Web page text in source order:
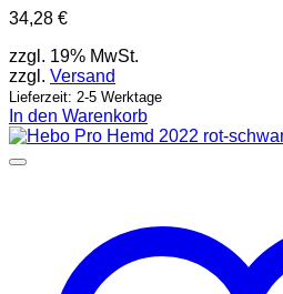
34,28 €
zzgl. 19% MwSt.
zzgl. Versand
Lieferzeit: 2-5 Werktage
In den Warenkorb